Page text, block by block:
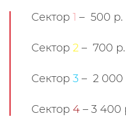
Сектор 1 – 500 р.
Сектор 2 – 700 р.
Сектор 3 – 2 000
Сектор 4 – 3 400